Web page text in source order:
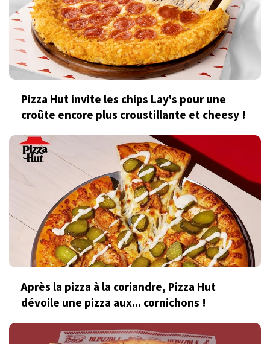
Pizza Hut invite les chips Lay's pour une
croûte encore plus croustillante et cheesy !
Après la pizza à la coriandre, Pizza Hut
dévoile une pizza aux... cornichons !